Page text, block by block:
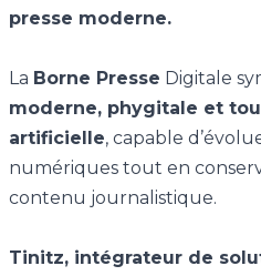
presse moderne.
La Borne Presse Digitale
moderne, phygitale et
artificielle, capable
numériques tout en
contenu journalistique.
Tinitz, intégrateur de